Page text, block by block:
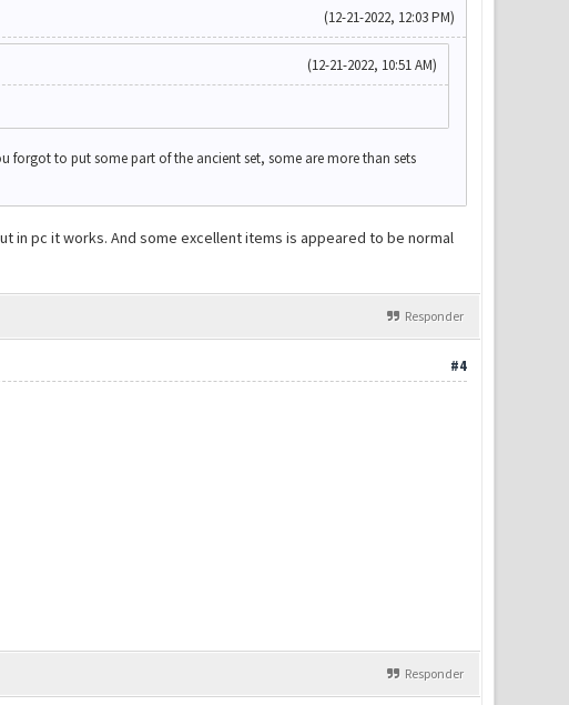
(12-21-2022, 12:03 PM)
(12-21-2022, 10:51 AM)
to put some part of the ancient set, some are more than sets
in pc it works. And some excellent items is appeared to be normal
Responder
#4
Responder